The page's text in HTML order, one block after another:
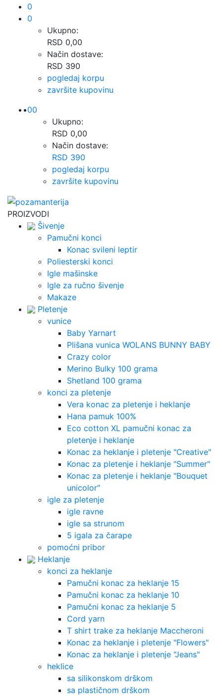
0
0
Ukupno:
RSD 0,00
Način dostave:
RSD 390
pogledaj korpu
završite kupovinu
00
Ukupno:
RSD 0,00
Način dostave:
RSD 390
pogledaj korpu
završite kupovinu
PROIZVODI
Šivenje
Pamučni konci
Konac svileni leptir
Poliesterski konci
Igle mašinske
Igle za ručno šivenje
Makaze
Pletenje
vunice
Baby Yarnart
Plišana vunica WOLANS BUNNY BABY
Crazy color
Merino Bulky 100 grama
Shetland 100 grama
konci za pletenje
Vera konac za pletenje i heklanje
Hana pamuk 100%
Eco cotton XL pamučni konac za
pletenje i heklanje
Konac za heklanje i pletenje "Creative"
Konac za pletenje i heklanje "Summer"
Konac za pletenje i heklanje "Bouquet
unicolor"
igle za pletenje
igle ravne
igle sa strunom
5 igala za čarape
pomoćni pribor
Heklanje
konci za heklanje
Pamučni konac za heklanje 15
Pamučni konac za heklanje 10
Pamučni konac za heklanje 5
Cord yarn
T shirt trake za heklanje Maccheroni
Konac za heklanje i pletenje "Flowers"
Konac za heklanje i pletenje "Jeans"
heklice
sa silikonskom drškom
sa plastičnom drškom